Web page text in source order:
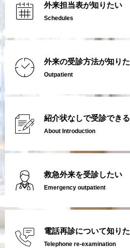
外来担当表が知りたい
Schedules
外来の受診方法が知り
Outpatient
紹介状なしで受診でき
About Introduction
救急外来を受診したい
Emergency outpatient
電話再診について知り
Telephone re-examination